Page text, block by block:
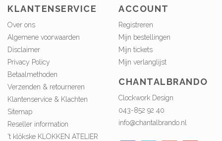
KLANTENSERVICE
Over ons
Algemene voorwaarden
Disclaimer
Privacy Policy
Betaalmethoden
Verzenden & retourneren
Klantenservice & Klachten
Sitemap
Reseller information
't klökske KLOKKEN ATELIER
ACCOUNT
Registreren
Mijn bestellingen
Mijn tickets
Mijn verlanglijst
CHANTALBRANDO
Clockwork Design
043-852 92 40
info@chantalbrando.nl